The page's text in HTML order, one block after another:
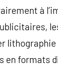
à
en formats